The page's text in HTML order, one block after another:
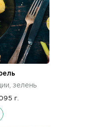
зелень
г.